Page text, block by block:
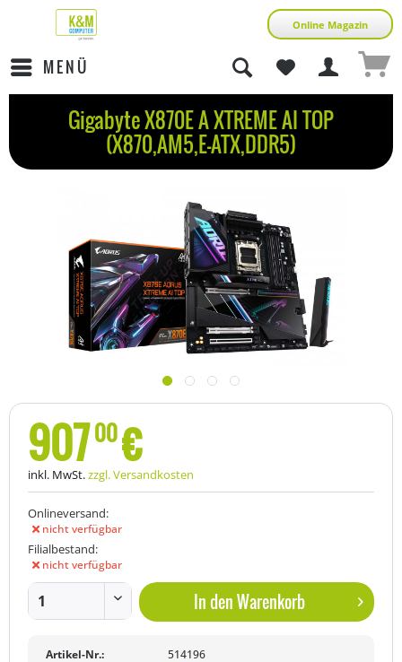
Online Magazin
MENÜ
Gigabyte X870E A XTREME AI TOP
(X870,AM5,E-ATX,DDR5)
90700€
inkl. MwSt.zzgl. Versandkosten
Onlineversand:
nicht verfügbar
Filialbestand:
nicht verfügbar
In denWarenkorb
Artikel-Nr.:
514196